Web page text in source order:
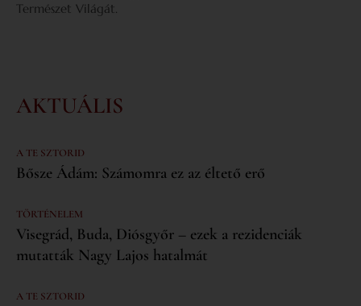
Természet Világát.
AKTUÁLIS
A TE SZTORID
Bősze Ádám: Számomra ez az éltető erő
TÖRTÉNELEM
Visegrád, Buda, Diósgyőr – ezek a rezidenciák
mutatták Nagy Lajos hatalmát
A TE SZTORID